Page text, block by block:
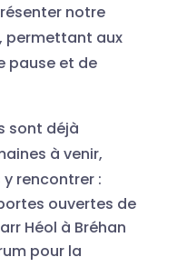
notre
permettant aux
pause et de
sont déjà
à venir,
y rencontrer :
ouvertes de
Héol à Bréhan
pour la